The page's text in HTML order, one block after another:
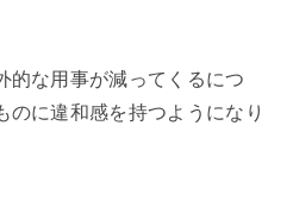
的な用事が減ってくるにつ
のに違和感を持つようになり